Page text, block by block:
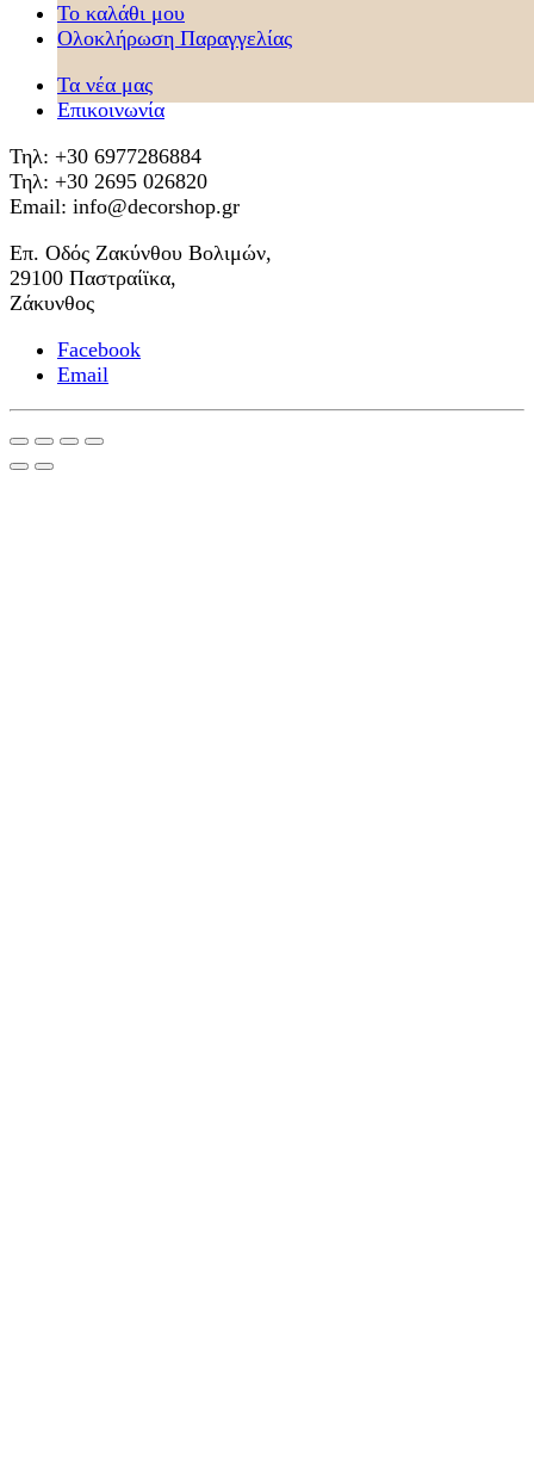
Το καλάθι μου
Ολοκλήρωση Παραγγελίας
Τα νέα μας
Επικοινωνία
Τηλ: +30 6977286884
Τηλ: +30 2695 026820
Email: info@decorshop.gr
Επ. Οδός Ζακύνθου Βολιμών,
29100 Παστραίϊκα,
Ζάκυνθος
Facebook
Email